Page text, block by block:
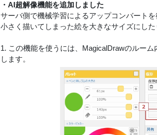
・AI超解像機能を追加しました
サーバ側で機械学習によるアップコンバート
小さく描いてしまった絵を大きなサイズにし
1. この機能を使うには、MagicalDrawのルー
します。